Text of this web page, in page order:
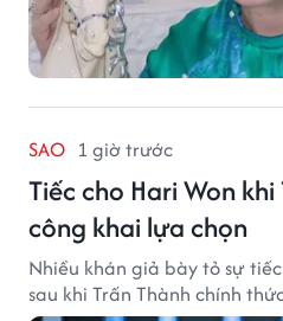
SAO 1 giờ trước
Tiếc cho Hari Won
công khai lựa chọn
Nhiều khán giả bày tỏ sự
sau khi Trấn Thành chính